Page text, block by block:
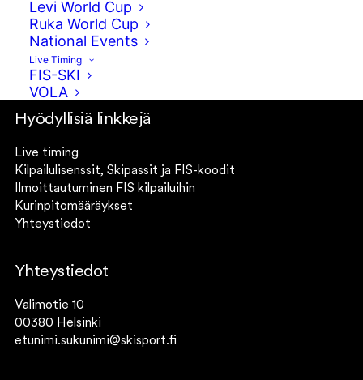
Levi World Cup
Ruka World Cup
National Events
Live Timing
FIS-SKI
VOLA
TikTok
Instagram – Fearless Finns
Instagram – Fearless Finns Freeski
Hyödyllisiä linkkejä
Live timing
Kilpailulisenssit, Skipassit ja FIS-koodit
Ilmoittautuminen FIS kilpailuihin
Kurinpitomääräykset
Yhteystiedot
Yhteystiedot
Valimotie 10
00380 Helsinki
etunimi.sukunimi@skisport.fi